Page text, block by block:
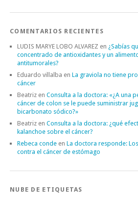
COMENTARIOS RECIENTES
LUDIS MARYE LOBO ALVAREZ en ¿Sabías
concentrado de antioxidantes y un
antitumorales?
Eduardo villalba en La graviola no tiene
cáncer
Beatriz en Consulta a la doctora: «¿A una
cáncer de colon se le puede suministrar
bicarbonato sódico?»
Beatriz en Consulta a la doctora: ¿qué
kalanchoe sobre el cáncer?
Rebeca conde en La doctora responde:
contra el cáncer de estómago
NUBE DE ETIQUETAS